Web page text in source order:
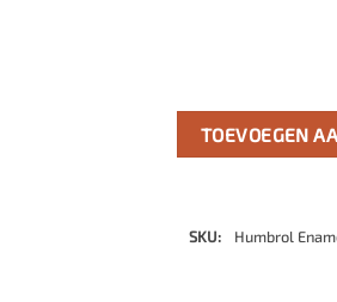
TOEVOEGEN
SKU:
Humbrol